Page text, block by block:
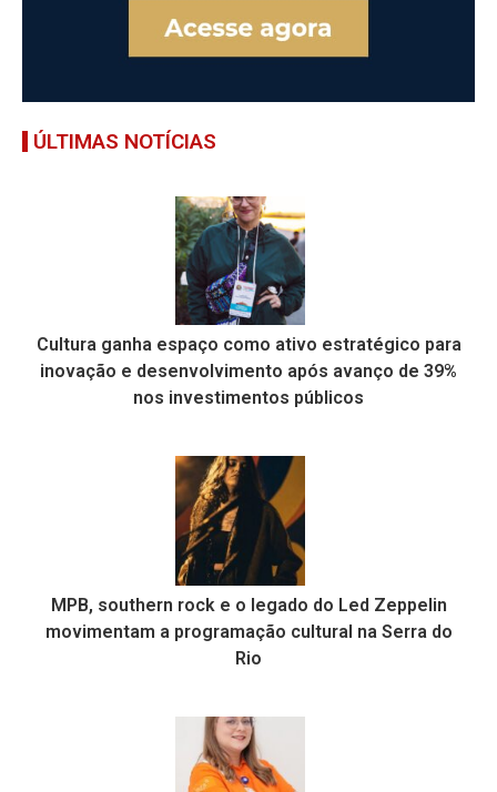
ÚLTIMAS NOTÍCIAS
Cultura ganha espaço como ativo estratégico para
inovação e desenvolvimento após avanço de 39%
nos investimentos públicos
MPB, southern rock e o legado do Led Zeppelin
movimentam a programação cultural na Serra do
Rio